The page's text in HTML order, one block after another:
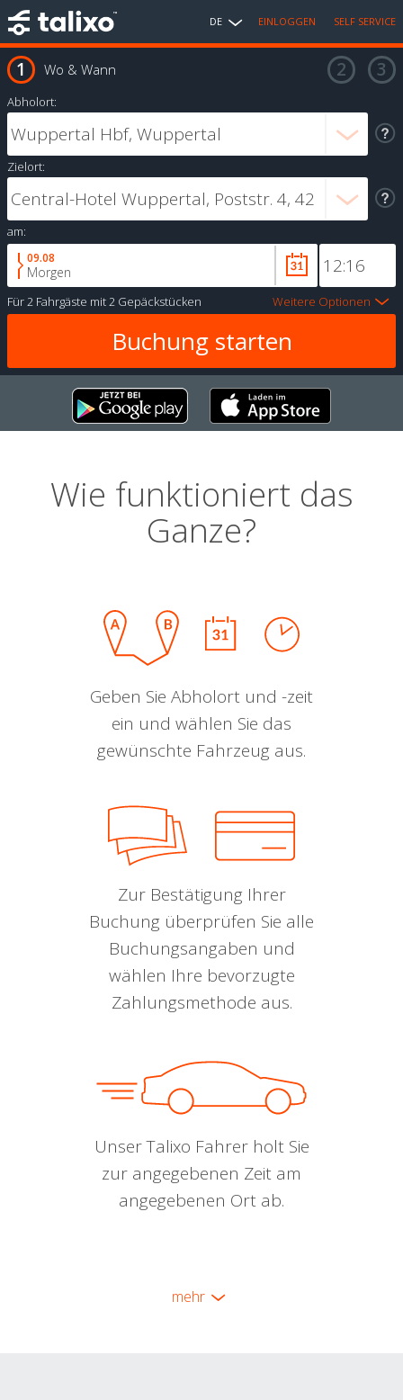
DE EINLOGGEN SELF SERVICE
Wo & Wann
Abholort:
Zielort:
am:
09.08
Morgen
Für2 Fahrgäste mit2 Gepäckstücken Weitere Optionen
Wie funktioniert das
Ganze?
Geben Sie Abholort und -zeit
ein und wählen Sie das
gewünschte Fahrzeug aus.
Zur Bestätigung Ihrer
Buchung überprüfen Sie alle
Buchungsangaben und
wählen Ihre bevorzugte
Zahlungsmethode aus.
Unser Talixo Fahrer holt Sie
zur angegebenen Zeit am
angegebenen Ort ab.
mehr